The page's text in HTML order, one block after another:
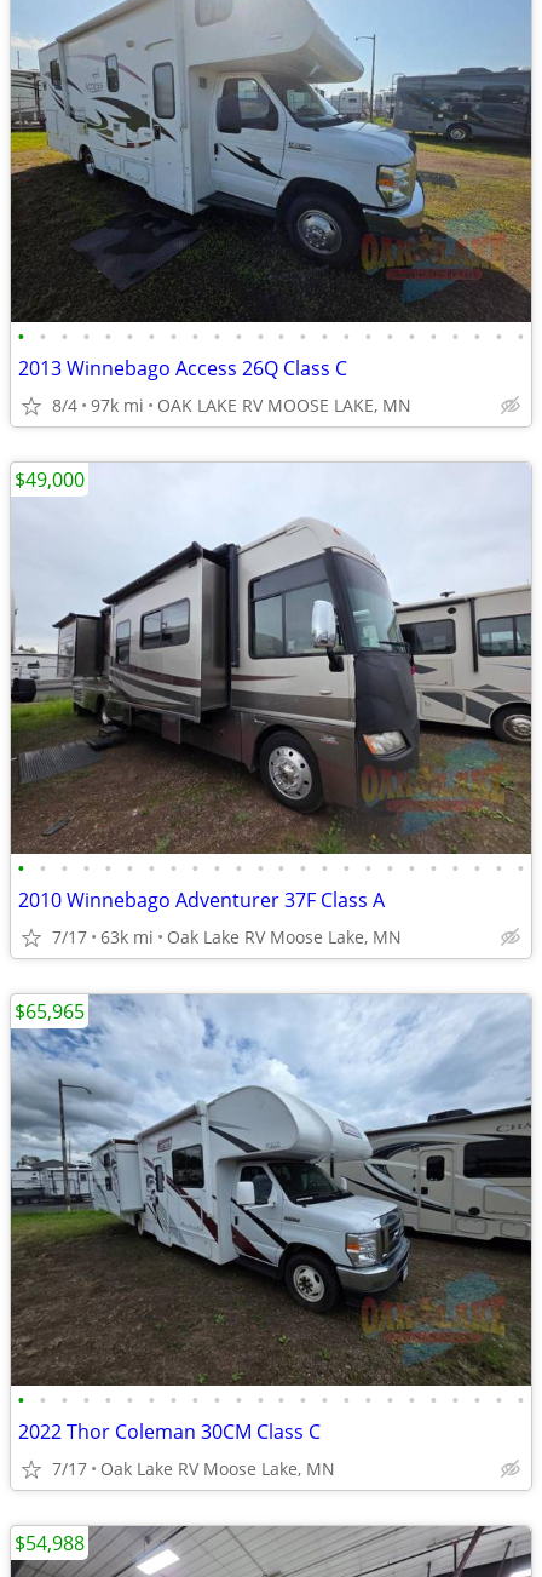
• • • • • • • • • • • • • • • • • • • • • • • •
2013 Winnebago Access 26Q Class C
8/4 97k mi OAK LAKE RV MOOSE LAKE, MN
• • • • • • • • • • • • • • • • • • • • • • • •
2010 Winnebago Adventurer 37F Class A
7/17 63k mi Oak Lake RV Moose Lake, MN
$49,000
• • • • • • • • • • • • • • • • • • • • • • • •
2022 Thor Coleman 30CM Class C
7/17 Oak Lake RV Moose Lake, MN
$65,965
$54,988